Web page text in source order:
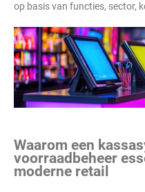
op basis van functies, sector,
Waarom een
voorraadbeheer
moderne retail